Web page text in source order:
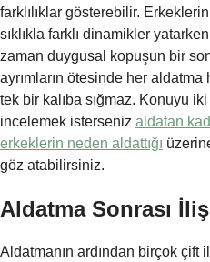
farklılıklar gösterebilir.
sıklıkla farklı dinamikler
zaman duygusal kopuşun bir
ayrımların ötesinde her
tek bir kalıba sığmaz. Konuyu
incelemek isterseniz aldatan
erkeklerin neden aldattığı
göz atabilirsiniz.
Aldatma Sonrası
Aldatmanın ardından birçok çift